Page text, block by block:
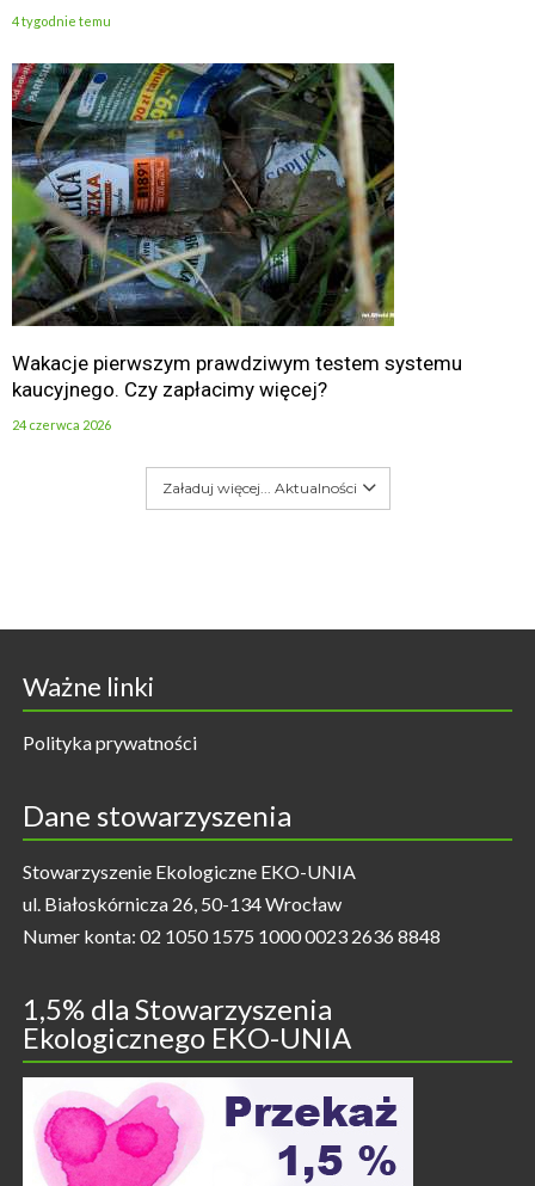
4 tygodnie temu
Wakacje pierwszym prawdziwym testem systemu
kaucyjnego. Czy zapłacimy więcej?
24 czerwca 2026
Załaduj więcej... Aktualności
Ważne linki
Polityka prywatności
Dane stowarzyszenia
Stowarzyszenie Ekologiczne EKO-UNIA
ul. Białoskórnicza 26, 50-134 Wrocław
Numer konta: 02 1050 1575 1000 0023 2636 8848
1,5% dla Stowarzyszenia
Ekologicznego EKO-UNIA